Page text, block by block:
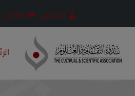
التسجيل الدخول